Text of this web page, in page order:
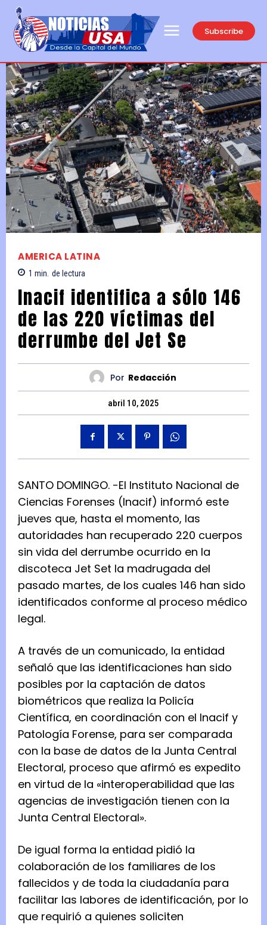
Subscribe
AMERICA LATINA
1 min. de lectura
Inacif identifica a sólo 146
de las 220 víctimas del
derrumbe del Jet Se
Por Redacción
abril 10, 2025
SANTO DOMINGO. -El Instituto Nacional de
Ciencias Forenses (Inacif) informó este
jueves que, hasta el momento, las
autoridades han recuperado 220 cuerpos
sin vida del derrumbe ocurrido en la
discoteca Jet Set la madrugada del
pasado martes, de los cuales 146 han sido
identificados conforme al proceso médico
legal.⁠
A través de un comunicado, la entidad
señaló que las identificaciones han sido
posibles por la captación de datos
biométricos que realiza la Policía
Científica, en coordinación con el Inacif y
Patología Forense, para ser comparada
con la base de datos de la Junta Central
Electoral, proceso que afirmó es expedito
en virtud de la «interoperabilidad que las
agencias de investigación tienen con la
Junta Central Electoral».⁠
⁠De igual forma la entidad pidió la
colaboración de los familiares de los
fallecidos y de toda la ciudadanía para
facilitar las labores de identificación, por lo
que requirió a quienes soliciten